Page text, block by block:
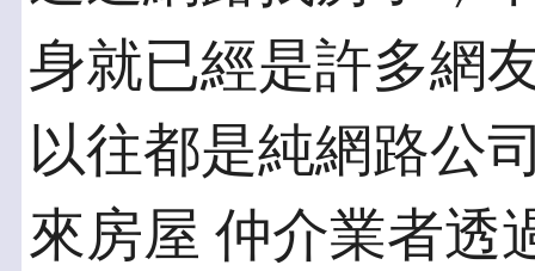
身就已經是許多網
以往都是純網路公
來房屋 仲介業者透